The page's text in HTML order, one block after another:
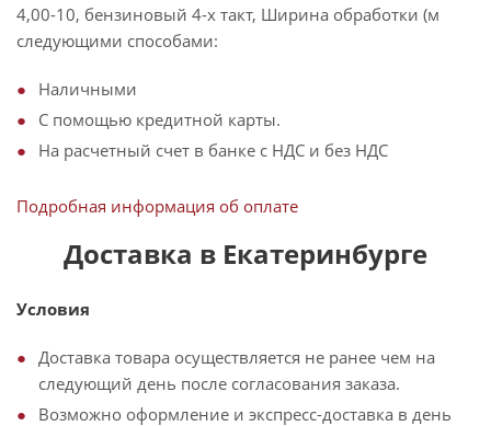
4,00-10, бензиновый 4-х такт, Ширина обработки (м
следующими способами:
Наличными
С помощью кредитной карты.
На расчетный счет в банке с НДС и без НДС
Подробная информация об оплате
Доставка в Екатеринбурге
Условия
Доставка товара осуществляется не ранее чем на
следующий день после согласования заказа.
Возможно оформление и экспресс-доставка в день